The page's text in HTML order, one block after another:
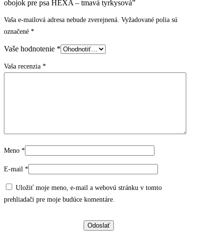
obojok pre psa HEXA – tmavá tyrkysová”
Vaša e-mailová adresa nebude zverejnená. Vyžadované polia sú
označené *
Vaše hodnotenie *
Vaša recenzia *
Meno *
E-mail *
Uložiť moje meno, e-mail a webovú stránku v tomto
prehliadači pre moje budúce komentáre.